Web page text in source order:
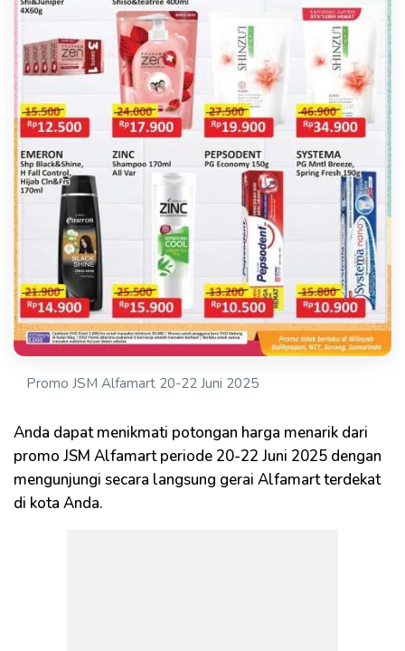
Promo JSM Alfamart 20-22 Juni 2025
Anda dapat menikmati potongan harga menarik dari
promo JSM Alfamart periode 20-22 Juni 2025 dengan
mengunjungi secara langsung gerai Alfamart terdekat
di kota Anda.